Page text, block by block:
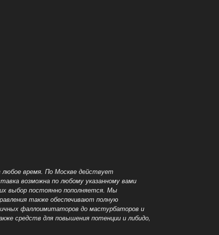
любое время. По Москве действует
возможна по любому указанному вами
выбор постоянно пополняется. Мы
также обеспечивают полную
фаллоимитаторов до мастурбаторов и
средств дляповышения потенции и либидо,